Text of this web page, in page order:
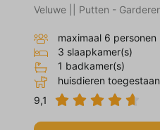
Veluwe || Putten -
maximaal 6 personen
3 slaapkamer(s)
1 badkamer(s)
huisdieren toegestaan
9,1